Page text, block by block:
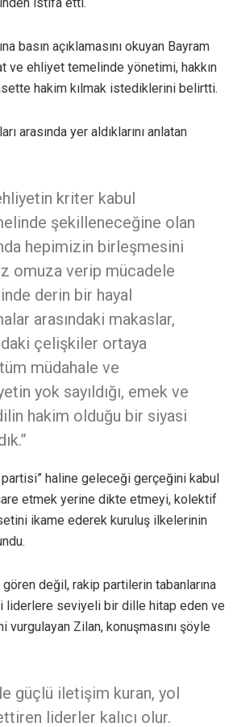
basın açıklamasını okuyan Bayram
ve ehliyet temelinde yönetimi, hakkın
hakim kılmak istediklerini belirtti.
arasında yer aldıklarını anlatan
kriter kabul
şekilleneceğine olan
hepimizin birleşmesini
omuza verip mücadele
derin bir hayal
arasındaki makaslar,
çelişkiler ortaya
müdahale ve
yok sayıldığı, emek ve
hakim olduğu bir siyasi
haline geleceği gerçeğini kabul
etmek yerine dikte etmeyi, kolektif
ikame ederek kuruluş ilkelerinin
değil, rakip partilerin tabanlarına
liderlere seviyeli bir dille hitap eden ve
Zilan, konuşmasını şöyle
güçlü iletişim kuran, yol
liderler kalıcı olur.